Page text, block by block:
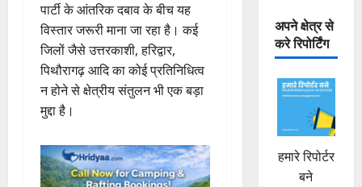
पार्टी के आंतरिक दबाव के बीच यह
विस्तार जरूरी माना जा रहा है। कई
जिलों जैसे उत्तरकाशी, हरिद्वार,
पिथौरागढ़ आदि का कोई प्रतिनिधित्व
न होने से क्षेत्रीय संतुलन भी एक बड़ा
मुद्दा है।
अपने क्षेत्र से
करे रिपोर्टिंग
हमारे रिपोर्टर
बने